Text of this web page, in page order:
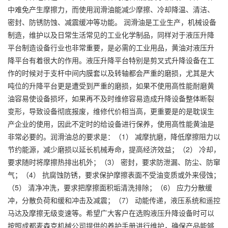
中难免产生摩擦力，而使用润滑油能减少摩擦、冷却降温、清洁、
密封、防锈防蚀、减震缓冲等功能。 润滑油是工业生产，机械设备
制造，维护以及日常生活常见的工业化学制品，同样对于液压升降
平台制造设备行业也非常重要，是必需的工业用品，黄油对液压升
降平台有着很大的作用。液压升降平台特别是剪叉式升降设备在工
作的时候对于支杆中间内膜套以及转轴都会严重的磨损，尤其是大
吨位的升降平台更是遭受到严重的磨损，如果不使用高性能耐磨黄
油容易使设备损坏，如果再不及时维修容易造成升降设备整体断裂
变形，导致设备彻底报废，维修代价相当高，更重要是的是耽误生
产企业的使用，因此不定时的给设备进行保养，使用高性能黄油是
非常必要的。润滑油总的要求是：（1） 减摩抗磨，降低摩擦阻力以
节约能源，减少磨损以延长机械寿命，提高经济效益；（2） 冷却，
要求随时将摩擦热排出机外；（3） 密封，要求防泄漏、防尘、防窜
气；（4） 抗腐蚀防锈，要求保护摩擦表面不受油变质或外来侵蚀；
（5） 清净冲洗，要求把摩擦面积垢清洗排除；（6） 应力分散缓
冲，分散负荷和缓和冲击及减震；（7） 动能传递，液压系统和遥控
马达及摩擦无级变速等。希望广大客户在选购液压升降设备时可以
按照成都麦森克机械公司提供的养护手册进行维护，确保产品能够